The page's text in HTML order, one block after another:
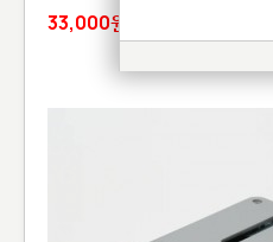
33,000원